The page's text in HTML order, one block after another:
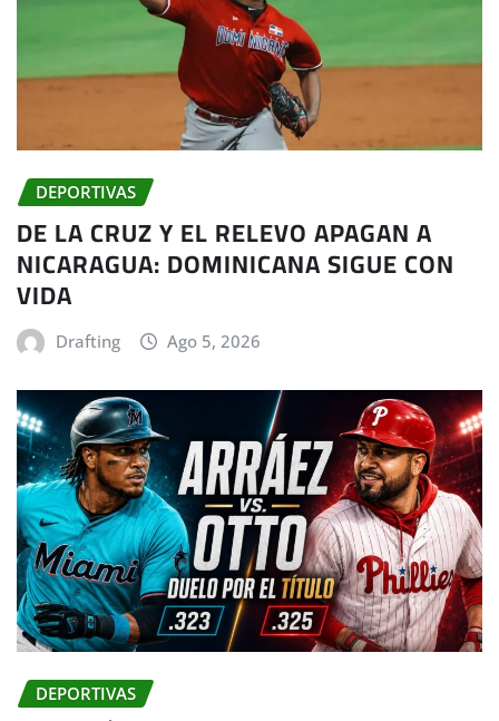
DEPORTIVAS
DE LA CRUZ Y EL RELEVO APAGAN A
NICARAGUA: DOMINICANA SIGUE CON
VIDA
Drafting Ago 5, 2026
DEPORTIVAS